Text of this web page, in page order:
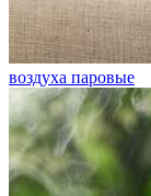
воздуха паровые